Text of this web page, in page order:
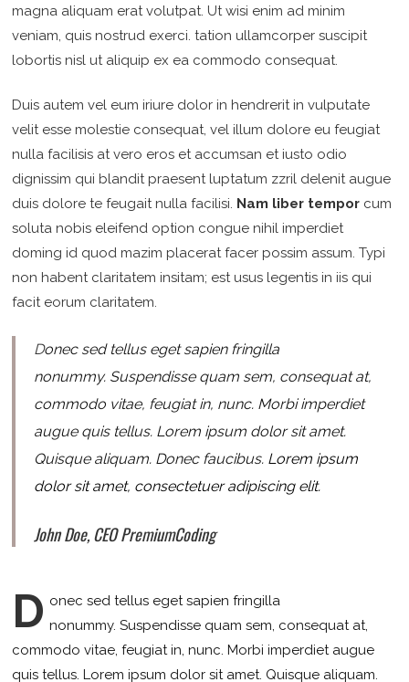
magna aliquam erat volutpat. Ut wisi enim ad minim
veniam, quis nostrud exerci. tation ullamcorper suscipit
lobortis nisl ut aliquip ex ea commodo consequat.
Duis autem vel eum iriure dolor in hendrerit in vulputate
velit esse molestie consequat, vel illum dolore eu feugiat
nulla facilisis at vero eros et accumsan et iusto odio
dignissim qui blandit praesent luptatum zzril delenit augue
duis dolore te feugait nulla facilisi. Nam liber tempor cum
soluta nobis eleifend option congue nihil imperdiet
doming id quod mazim placerat facer possim assum. Typi
non habent claritatem insitam; est usus legentis in iis qui
facit eorum claritatem.
Donec sed tellus eget sapien fringilla
nonummy. Suspendisse quam sem, consequat at,
commodo vitae, feugiat in, nunc. Morbi imperdiet
augue quis tellus. Lorem ipsum dolor sit amet.
Quisque aliquam. Donec faucibus. Lorem ipsum
dolor sit amet, consectetuer adipiscing elit.
John Doe, CEO PremiumCoding
D onec sed tellus eget sapien fringilla
nonummy.Suspendisse quam sem, consequat at,
commodo vitae, feugiat in, nunc. Morbi imperdiet augue
quis tellus. Lorem ipsum dolor sit amet. Quisque aliquam.